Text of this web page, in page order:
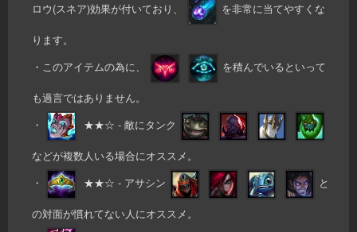
ロウ(スネア)効果が付いており、
を非常に当てやすくな
ります。
・このアイテムの為に、
を積んでいるといって
も過言ではありません。
・
★★☆ - 敵にタンク
などが複数人いる場合にオススメ。
・
★★☆ - アサシン と
の対面が慣れてない人にオススメ。